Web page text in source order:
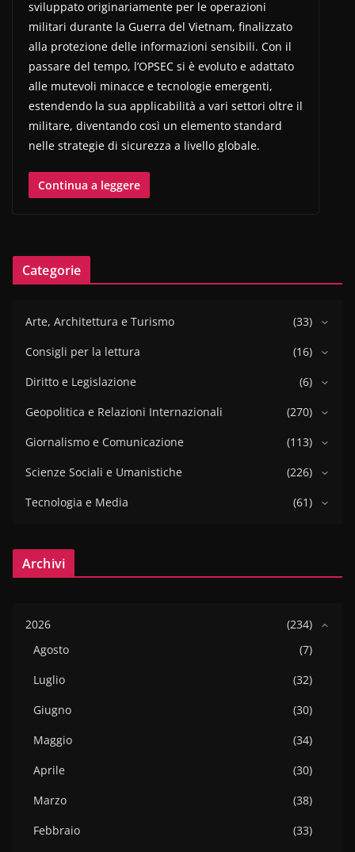
sviluppato originariamente per le operazioni
militari durante la Guerra del Vietnam, finalizzato
alla protezione delle informazioni sensibili. Con il
passare del tempo, l’OPSEC si è evoluto e adattato
alle mutevoli minacce e tecnologie emergenti,
estendendo la sua applicabilità a vari settori oltre il
militare, diventando così un elemento standard
nelle strategie di sicurezza a livello globale.
Continua a leggere
Categorie
Arte, Architettura e Turismo
(33)
Consigli per la lettura
(16)
Diritto e Legislazione
(6)
Geopolitica e Relazioni Internazionali
(270)
Giornalismo e Comunicazione
(113)
Scienze Sociali e Umanistiche
(226)
Tecnologia e Media
(61)
Archivi
2026
(234)
Agosto
(7)
Luglio
(32)
Giugno
(30)
Maggio
(34)
Aprile
(30)
Marzo
(38)
Febbraio
(33)